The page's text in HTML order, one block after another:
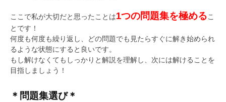
ここで私が大切だと思ったことは1つの問題集を極めるこ
とです！
何度も何度も繰り返し、どの問題でも見たらすぐに解き始められ
るような状態にすると良いです。
もし解けなくてもしっかりと解説を理解し、次には解けることを
目指しましょう！
＊問題集選び＊